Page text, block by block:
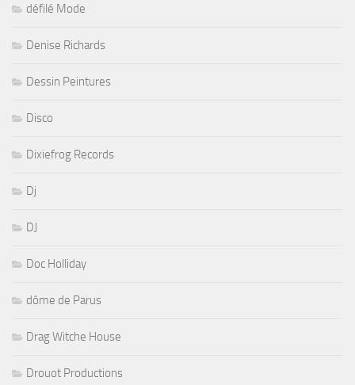
défilé Mode
Denise Richards
Dessin Peintures
Disco
Dixiefrog Records
Dj
DJ
Doc Holliday
dôme de Parus
Drag Witche House
Drouot Productions